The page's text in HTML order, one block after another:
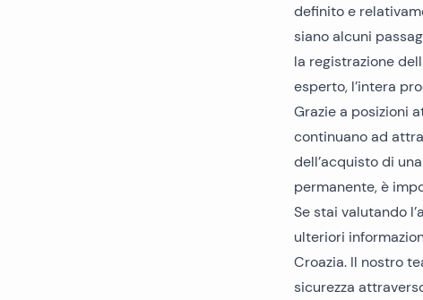
definito e
siano alcuni
la registrazione
esperto, l’intera
Grazie a posizioni
continuano ad
dell’acquisto di
permanente, è
Se stai valutando
ulteriori
Croazia. Il nostro
sicurezza